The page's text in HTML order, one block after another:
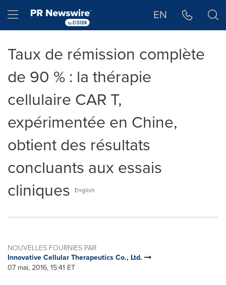
Hamburger menu EN
Taux de rémission complète
de 90 % : la thérapie
cellulaire CAR T,
expérimentée en Chine,
obtient des résultats
concluants aux essais
cliniques
English
NOUVELLES FOURNIES PAR
Innovative Cellular Therapeutics Co., Ltd.
07 mai, 2016, 15:41 ET